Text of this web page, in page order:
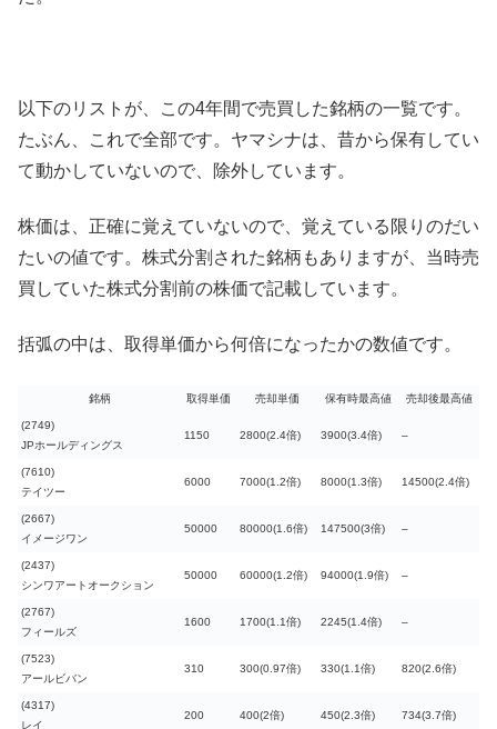
以下のリストが、この4年間で売買した銘柄の一覧です。
たぶん、これで全部です。ヤマシナは、昔から保有してい
て動かしていないので、除外しています。
株価は、正確に覚えていないので、覚えている限りのだい
たいの値です。株式分割された銘柄もありますが、当時売
買していた株式分割前の株価で記載しています。
括弧の中は、取得単価から何倍になったかの数値です。
銘柄 取得単価 売却単価 保有時最高値 売却後最高値
(2749)
JPホールディングス
1150 2800(2.4倍) 3900(3.4倍) –
(7610)
テイツー
6000 7000(1.2倍) 8000(1.3倍) 14500(2.4倍)
(2667)
イメージワン
50000 80000(1.6倍) 147500(3倍) –
(2437)
シンワアートオークション
50000 60000(1.2倍) 94000(1.9倍) –
(2767)
フィールズ
1600 1700(1.1倍) 2245(1.4倍) –
(7523)
アールビバン
310 300(0.97倍) 330(1.1倍) 820(2.6倍)
(4317)
レイ
200 400(2倍) 450(2.3倍) 734(3.7倍)